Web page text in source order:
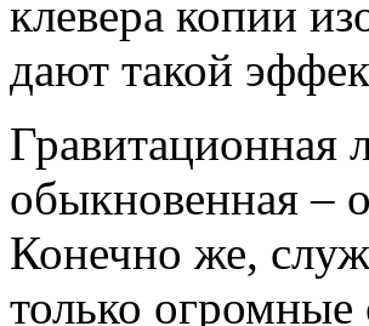
клевера копии
дают такой
Гравитационная
обыкновенная –
Конечно же,
только огромные